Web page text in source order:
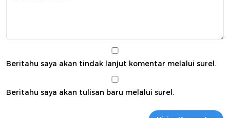
Beritahu saya akan tindak lanjut komentar melalui surel.
Beritahu saya akan tulisan baru melalui surel.